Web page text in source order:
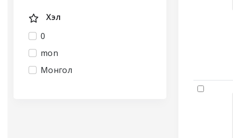
Хэл
0
mon
Монгол